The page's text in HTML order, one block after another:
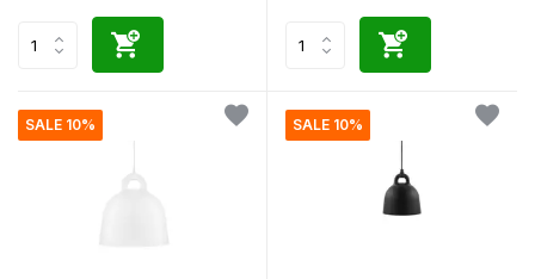
SALE 10% SALE 10%